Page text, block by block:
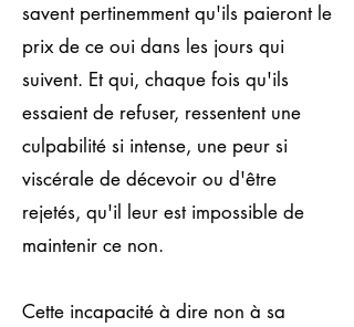
savent pertinemment qu'ils paieront le
prix de ce oui dans les jours qui
suivent. Et qui, chaque fois qu'ils
essaient de refuser, ressentent une
culpabilité si intense, une peur si
viscérale de décevoir ou d'être
rejetés, qu'il leur est impossible de
maintenir ce non.
Cette incapacité à dire non à sa